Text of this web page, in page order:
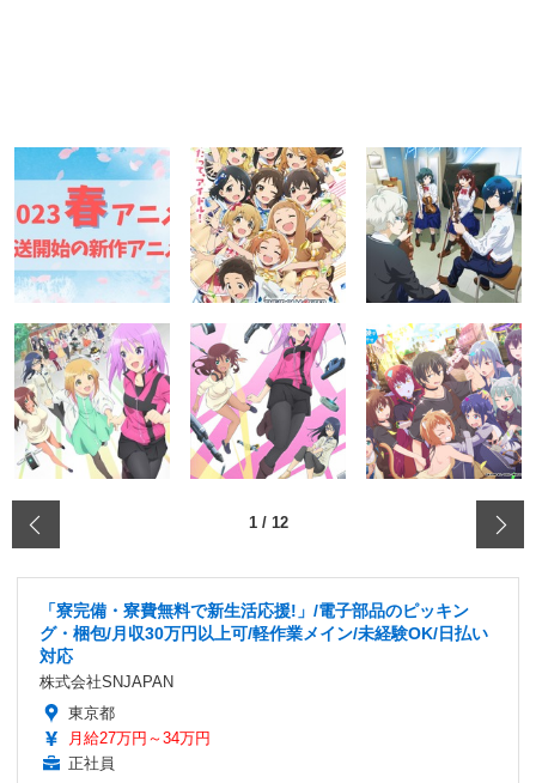
1/ 12
「寮完備・寮費無料で新生活応援!」/電子部品のピッキン
グ・梱包/月収30万円以上可/軽作業メイン/未経験OK/日払い
対応
株式会社SNJAPAN
東京都
月給27万円～34万円
正社員